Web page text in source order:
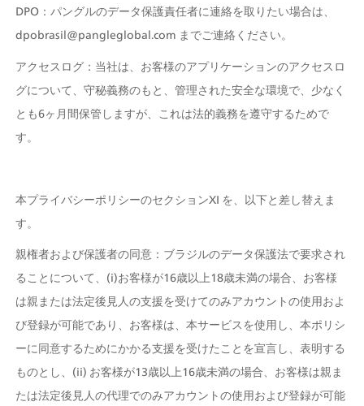
DPO：パングルのデータ保護責任者に連絡を取りたい場合は、
dpobrasil@pangleglobal.com までご連絡ください。
アクセスログ：当社は、お客様のアプリケーションのアクセスロ
グについて、守秘義務のもと、管理された安全な環境で、少なく
とも6ヶ月間保管しますが、これは法的義務を遵守するためで
す。
本プライバシーポリシーのセクションXI を、以下と差し替えま
す。
親権者および保護者の同意：ブラジルのデータ保護法で要求され
ることについて、(i)お客様が16歳以上18歳未満の場合、お客様
は親または法定後見人の支援を受けてのみアカウントの使用およ
び登録が可能であり、お客様は、本サービスを使用し、本ポリシ
ーに同意するためにかかる支援を受けたことを宣言し、表明する
ものとし、(ii) お客様が13歳以上16歳未満の場合、お客様は親ま
たは法定後見人の代理でのみアカウントの使用および登録が可能